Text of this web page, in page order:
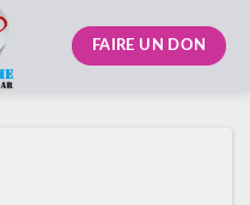
FAIRE UN DON